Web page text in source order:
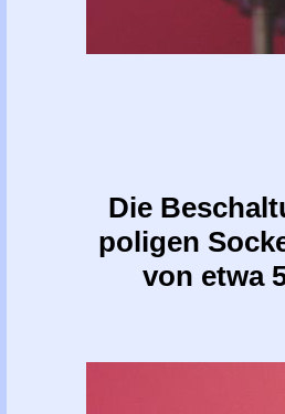
Die
poligen
von etwa